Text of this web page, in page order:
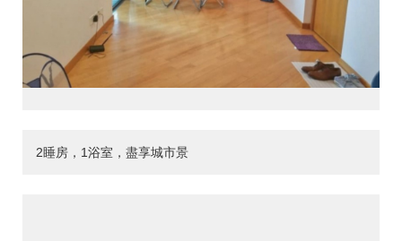
2睡房，1浴室，盡享城市景